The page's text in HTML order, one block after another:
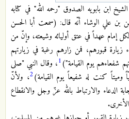
ابن بابويه الصدوق "رحمه الله" في كتابه
بن علي الوشاء أنّه قال: (سمعت أبا الحسن
إمام عهداً في عتق أوليائه وشيعته، وإنّ من
زيارة قبورهم، فمن زارهم رغبة في زيارتهم
شفعاءهم يوم القيامة")1، وقال النبي "صلى
وميتاً كنت له شفيعاً يوم القيامة)2، ولأنّ
الدعاء والارتباط بالله عزّ وجل والانقطاع
الأخرى.